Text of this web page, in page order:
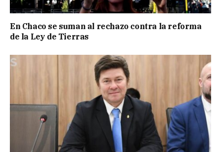
En Chaco se suman al rechazo contra la reforma
de la Ley de Tierras